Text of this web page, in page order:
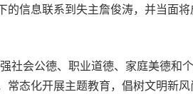
的信息联系到失主詹俊涛，并当面
社会公德、职业道德、家庭美德和
常态化开展主题教育，倡树文明新